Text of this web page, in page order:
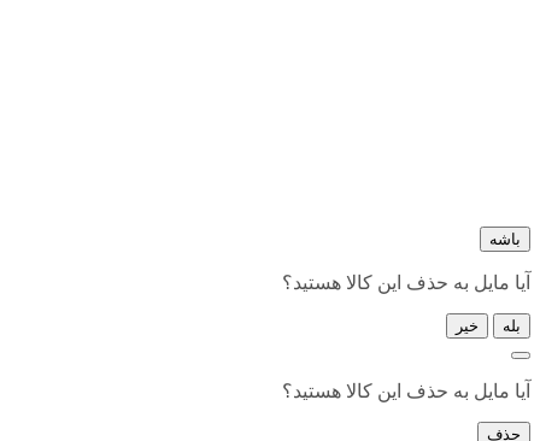
باشه
آیا مایل به حذف این کالا هستید؟
بله خیر
آیا مایل به حذف این کالا هستید؟
حذف